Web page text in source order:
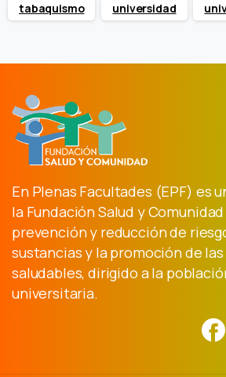
tabaquismo universidad
En Plenas Facultades (EPF) es
la Fundación Salud y
prevención y reducción de
sustancias y la promoción de
saludables, dirigido a la
universitaria.